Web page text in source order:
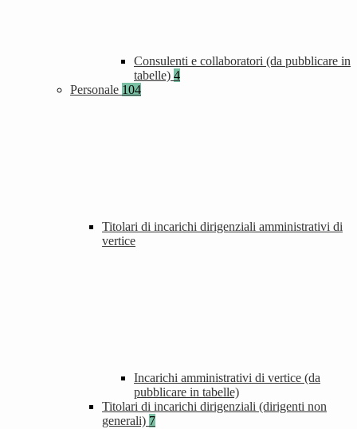
Consulenti e collaboratori (da pubblicare in
tabelle) 4
Personale 104
Titolari di incarichi dirigenziali amministrativi di
vertice
Incarichi amministrativi di vertice (da
pubblicare in tabelle)
Titolari di incarichi dirigenziali (dirigenti non
generali) 7